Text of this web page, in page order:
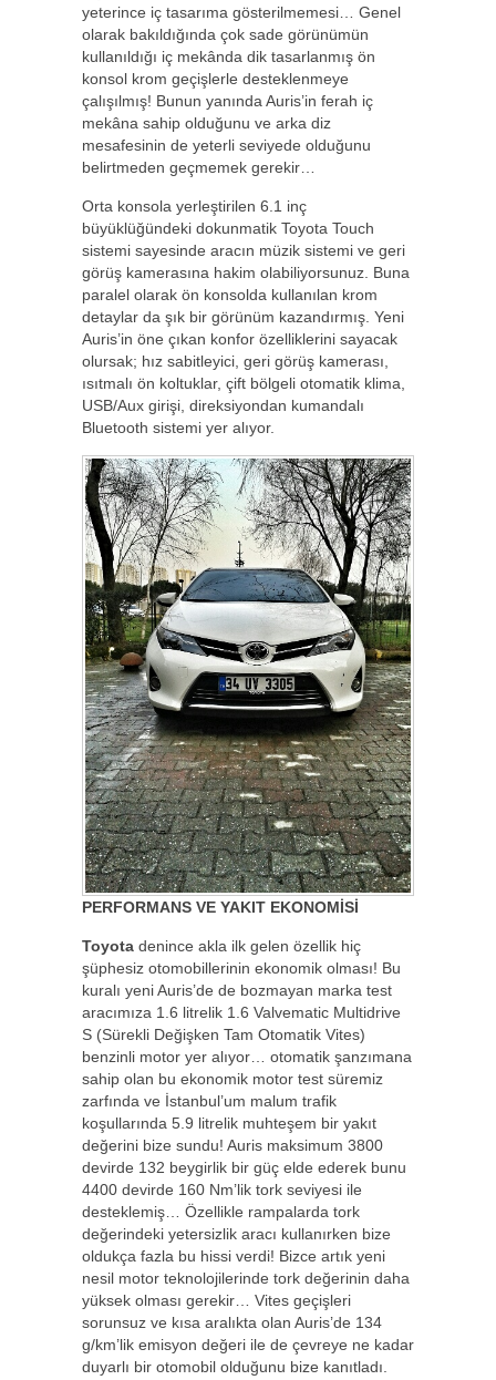
yeterince iç tasarıma gösterilmemesi… Genel
olarak bakıldığında çok sade görünümün
kullanıldığı iç mekânda dik tasarlanmış ön
konsol krom geçişlerle desteklenmeye
çalışılmış! Bunun yanında Auris’in ferah iç
mekâna sahip olduğunu ve arka diz
mesafesinin de yeterli seviyede olduğunu
belirtmeden geçmemek gerekir…
Orta konsola yerleştirilen 6.1 inç
büyüklüğündeki dokunmatik Toyota Touch
sistemi sayesinde aracın müzik sistemi ve geri
görüş kamerasına hakim olabiliyorsunuz. Buna
paralel olarak ön konsolda kullanılan krom
detaylar da şık bir görünüm kazandırmış. Yeni
Auris’in öne çıkan konfor özelliklerini sayacak
olursak; hız sabitleyici, geri görüş kamerası,
ısıtmalı ön koltuklar, çift bölgeli otomatik klima,
USB/Aux girişi, direksiyondan kumandalı
Bluetooth sistemi yer alıyor.
PERFORMANS VE YAKIT EKONOMİSİ
Toyota denince akla ilk gelen özellik hiç
şüphesiz otomobillerinin ekonomik olması! Bu
kuralı yeni Auris’de de bozmayan marka test
aracımıza 1.6 litrelik 1.6 Valvematic Multidrive
S (Sürekli Değişken Tam Otomatik Vites)
benzinli motor yer alıyor… otomatik şanzımana
sahip olan bu ekonomik motor test süremiz
zarfında ve İstanbul’um malum trafik
koşullarında 5.9 litrelik muhteşem bir yakıt
değerini bize sundu! Auris maksimum 3800
devirde 132 beygirlik bir güç elde ederek bunu
4400 devirde 160 Nm’lik tork seviyesi ile
desteklemiş… Özellikle rampalarda tork
değerindeki yetersizlik aracı kullanırken bize
oldukça fazla bu hissi verdi! Bizce artık yeni
nesil motor teknolojilerinde tork değerinin daha
yüksek olması gerekir… Vites geçişleri
sorunsuz ve kısa aralıkta olan Auris’de 134
g/km’lik emisyon değeri ile de çevreye ne kadar
duyarlı bir otomobil olduğunu bize kanıtladı.